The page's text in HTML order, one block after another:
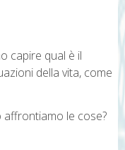
capire qual è il
della vita, come
le cose?